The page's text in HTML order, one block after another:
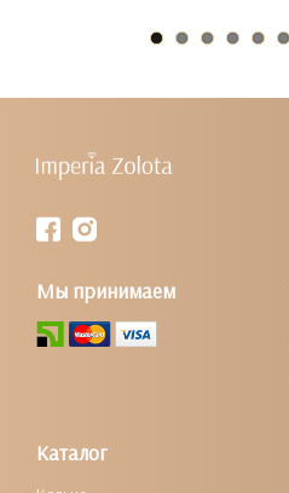
Мы принимаем
Каталог